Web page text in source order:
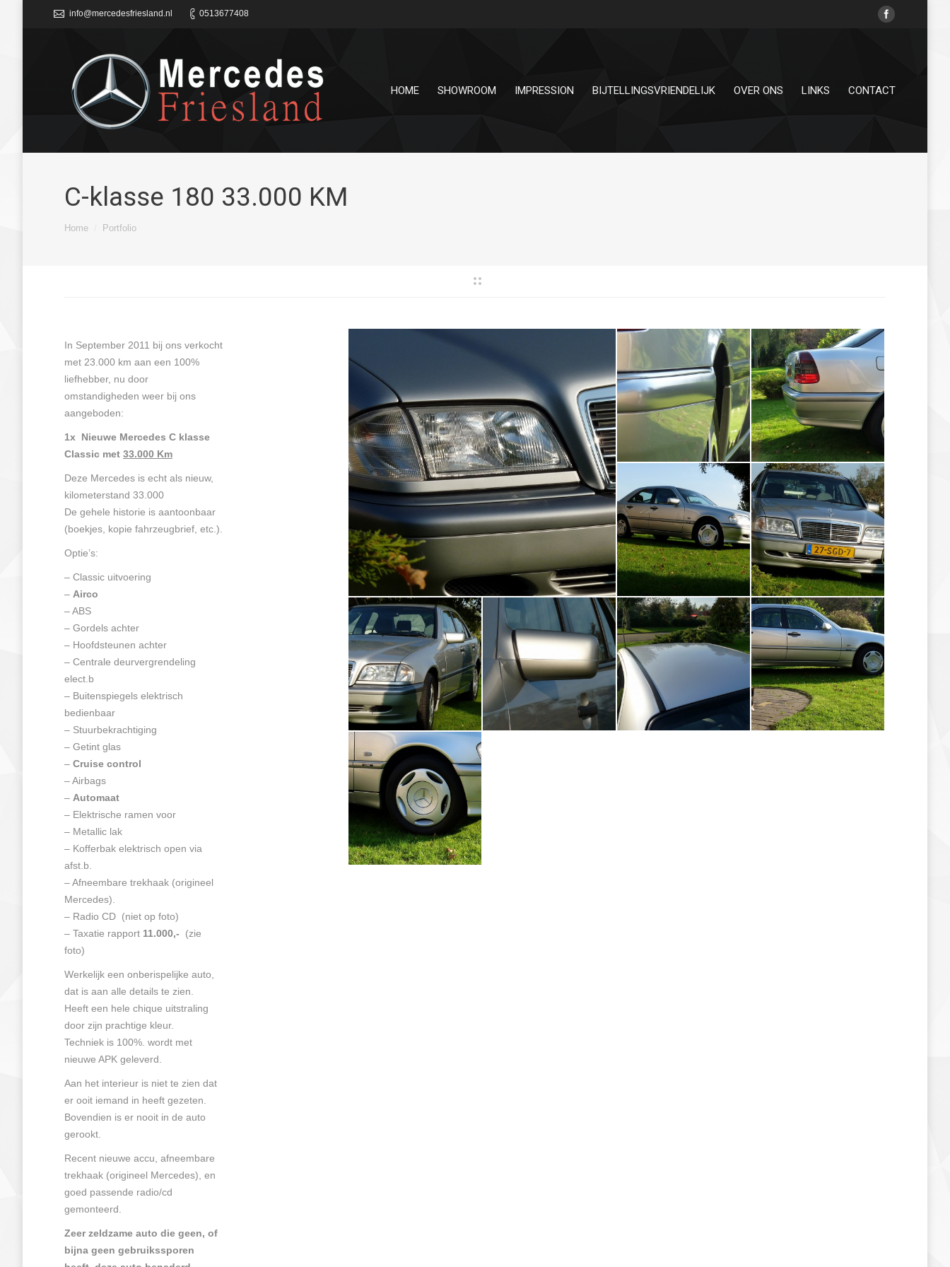
info@mercedesfriesland.nl 0513677408
HOME SHOWROOM IMPRESSION BIJTELLINGSVRIENDELIJK OVER ONS LINKS CONTACT
C-klasse 180 33.000 KM
Je bent hier:
Home Portfolio
In September 2011 bij ons verkocht
met 23.000 km aan een 100%
liefhebber, nu door
omstandigheden weer bij ons
aangeboden:
1x Nieuwe Mercedes C klasse
Classic met 33.000 Km
Deze Mercedes is echt als nieuw,
kilometerstand 33.000
De gehele historie is aantoonbaar
(boekjes, kopie fahrzeugbrief, etc.).
Optie’s:
– Classic uitvoering
– Airco
– ABS
– Gordels achter
– Hoofdsteunen achter
– Centrale deurvergrendeling
elect.b
– Buitenspiegels elektrisch
bedienbaar
– Stuurbekrachtiging
– Getint glas
– Cruise control
– Airbags
– Automaat
– Elektrische ramen voor
– Metallic lak
– Kofferbak elektrisch open via
afst.b.
– Afneembare trekhaak (origineel
Mercedes).
– Radio CD (niet op foto)
– Taxatie rapport 11.000,- (zie
foto)
Werkelijk een onberispelijke auto,
dat is aan alle details te zien.
Heeft een hele chique uitstraling
door zijn prachtige kleur.
Techniek is 100%. wordt met
nieuwe APK geleverd.
Aan het interieur is niet te zien dat
er ooit iemand in heeft gezeten.
Bovendien is er nooit in de auto
gerookt.
Recent nieuwe accu, afneembare
trekhaak (origineel Mercedes), en
goed passende radio/cd
gemonteerd.
Zeer zeldzame auto die geen, of
bijna geen gebruikssporen